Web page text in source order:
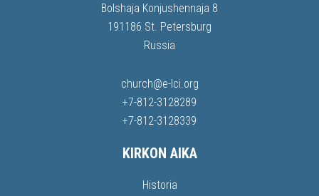
Bolshaja Konjushennaja 8
191186 St. Petersburg
Russia
church@e-lci.org
+7-812-3128289
+7-812-3128339
KIRKON AIKA
Historia